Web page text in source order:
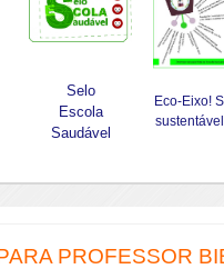
Selo
Escola
Saudável
Eco-Eixo!
PROFESSOR